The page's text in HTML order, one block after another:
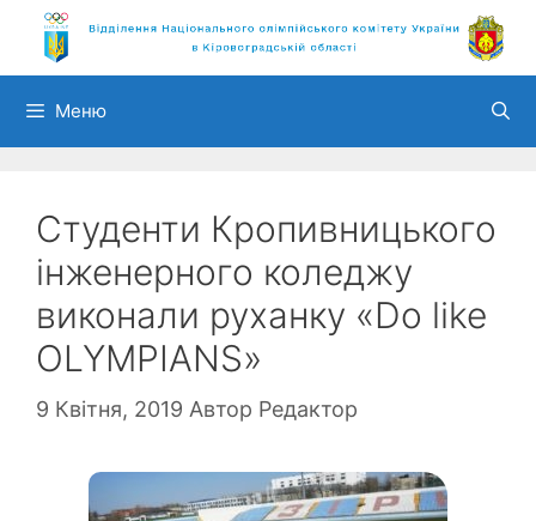
Перейти
вмісту
Меню
Студенти Кропивницького
інженерного коледжу
виконали руханку «Do like
OLYMPIANS»
9 Квітня, 2019 Автор Редактор